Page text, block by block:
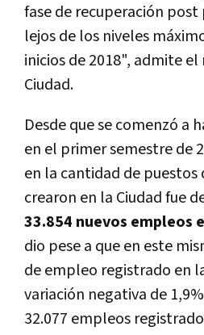
fase de recuperación
lejos de los niveles
inicios de 2018", admite
Ciudad.
Desde que se comenzó a
en el primer semestre de
en la cantidad de puestos
crearon en la Ciudad fue
33.854 nuevos empleos
dio pese a que en este
de empleo registrado en
variación negativa de
32.077 empleos